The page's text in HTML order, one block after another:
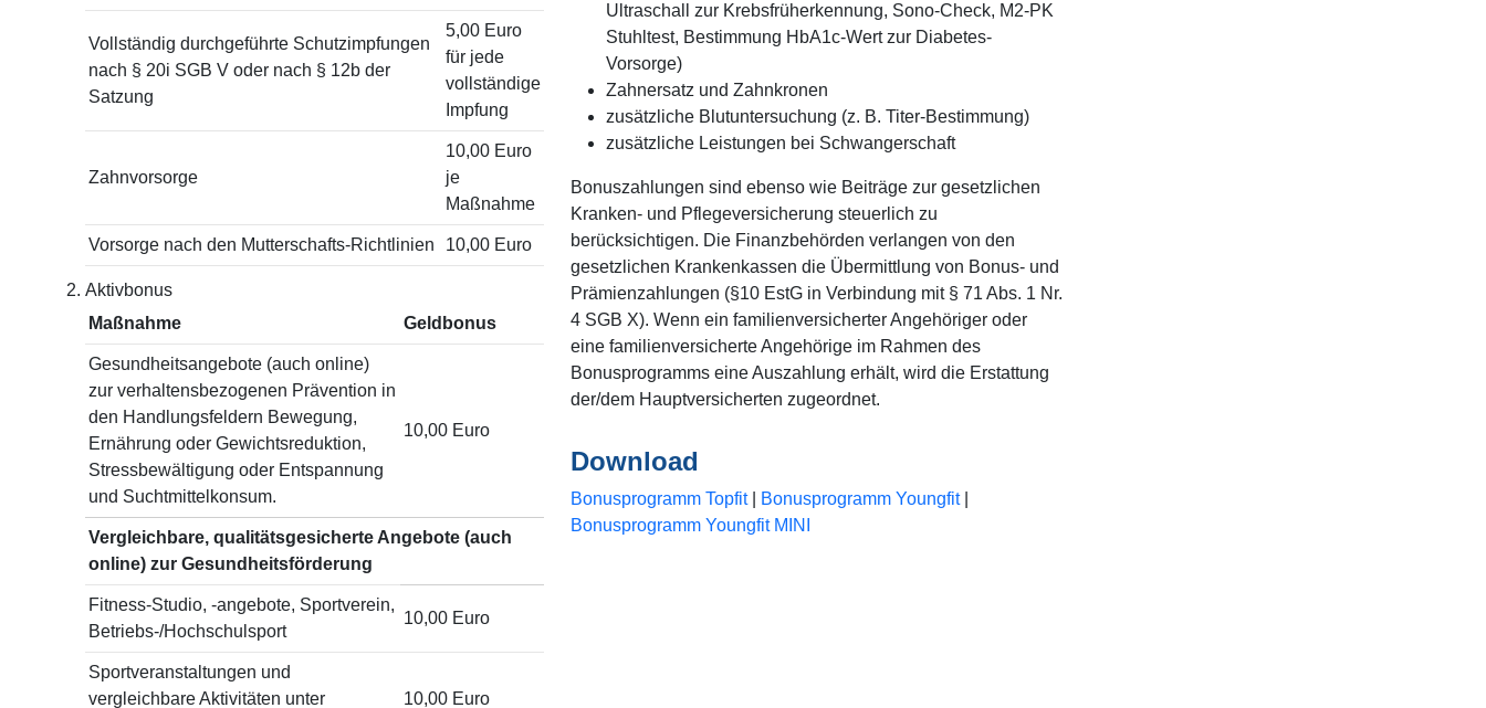
Vollständig durchgeführte Schutzimpfungen
nach § 20i SGB V oder nach § 12b der
Satzung
5,00 Euro
für jede
vollständige
Impfung
Zahnvorsorge
10,00 Euro
je
Maßnahme
Vorsorge nach den Mutterschafts-Richtlinien 10,00 Euro
Aktivbonus
Maßnahme
Geldbonus
Gesundheitsangebote (auch online)
zur verhaltensbezogenen Prävention in
den Handlungsfeldern Bewegung,
Ernährung oder Gewichtsreduktion,
Stressbewältigung oder Entspannung
und Suchtmittelkonsum.
10,00 Euro
Vergleichbare, qualitätsgesicherte Angebote (auch
online) zur Gesundheitsförderung
Fitness-Studio, -angebote, Sportverein,
Betriebs-/Hochschulsport
10,00 Euro
Sportveranstaltungen und
vergleichbare Aktivitäten unter
10,00 Euro
Ultraschall zur Krebsfrüherkennung, Sono-Check, M2-PK
Stuhltest, Bestimmung HbA1c-Wert zur Diabetes-
Vorsorge)
Zahnersatz und Zahnkronen
zusätzliche Blutuntersuchung (z. B. Titer-Bestimmung)
zusätzliche Leistungen bei Schwangerschaft
Bonuszahlungen sind ebenso wie Beiträge zur gesetzlichen
Kranken- und Pflegeversicherung steuerlich zu
berücksichtigen. Die Finanzbehörden verlangen von den
gesetzlichen Krankenkassen die Übermittlung von Bonus- und
Prämienzahlungen (§10 EstG in Verbindung mit § 71 Abs. 1 Nr.
4 SGB X). Wenn ein familienversicherter Angehöriger oder
eine familienversicherte Angehörige im Rahmen des
Bonusprogramms eine Auszahlung erhält, wird die Erstattung
der/dem Hauptversicherten zugeordnet.
Download
Bonusprogramm Topfit| Bonusprogramm Youngfit|
Bonusprogramm Youngfit MINI